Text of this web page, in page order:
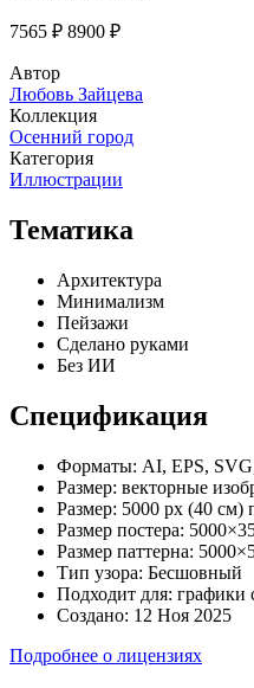
7565 ₽ 8900 ₽
Автор
Любовь Зайцева
Коллекция
Осенний город
Категория
Иллюстрации
Тематика
Архитектура
Минимализм
Пейзажи
Сделано руками
Без ИИ
Спецификация
Форматы: AI, EPS,
Размер: векторные
Размер: 5000 px (40 см)
Размер постера:
Размер паттерна:
Тип узора: Бесшовный
Подходит для: графики
Создано: 12 Ноя 2025
Подробнее о лицензиях